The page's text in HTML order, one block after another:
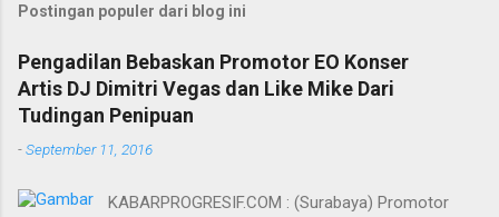
Postingan populer dari blog ini
Pengadilan Bebaskan Promotor EO Konser
Artis DJ Dimitri Vegas dan Like Mike Dari
Tudingan Penipuan
-September 11, 2016
KABARPROGRESIF.COM : (Surabaya) Promotor